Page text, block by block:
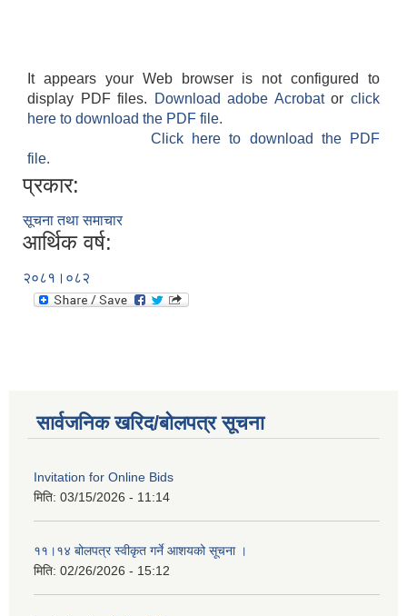
It appears your Web browser is not configured to
display PDF files.
Download adobe Acrobatorclick
here to download the PDF file.
Click here to download the PDF
file.
प्रकार:
सूचना तथा समाचार
आर्थिक वर्ष:
२०८१।०८२
सार्वजनिक खरिद/बोलपत्र सूचना
Invitation for Online Bids
मिति: 03/15/2026 - 11:14
११।१४ बोलपत्र स्वीकृत गर्ने आशयको सूचना ।
मिति: 02/26/2026 - 15:12